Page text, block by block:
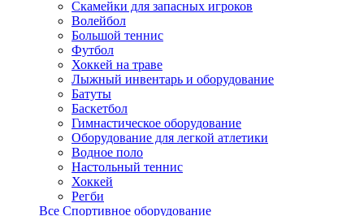
Скамейки для запасных игроков
Волейбол
Большой теннис
Футбол
Хоккей на траве
Лыжный инвентарь и оборудование
Батуты
Баскетбол
Гимнастическое оборудование
Оборудование для легкой атлетики
Водное поло
Настольный теннис
Хоккей
Регби
Все Спортивное оборудование